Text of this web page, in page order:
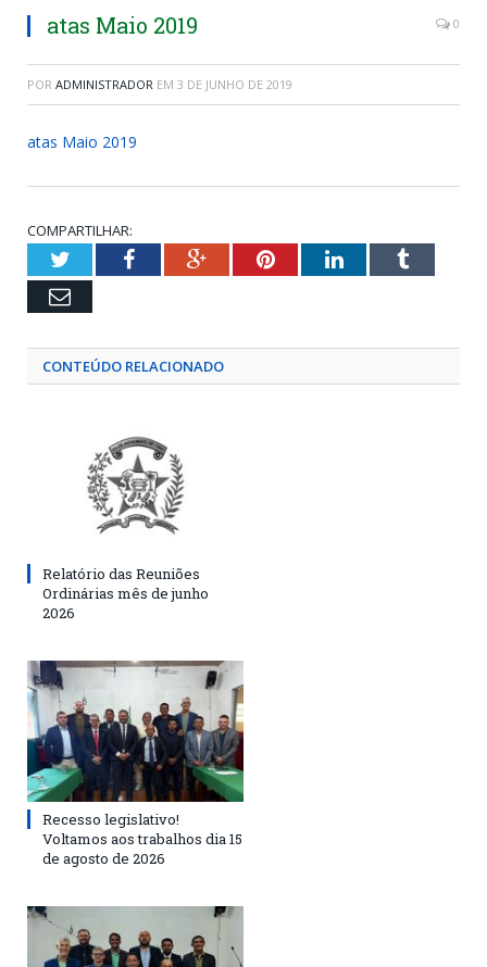
atas Maio 2019 0
POR ADMINISTRADOR EM 3 DE JUNHO DE 2019
atas Maio 2019
COMPARTILHAR:
TwitterFacebookGoogle+PinterestLinkedInTumblr
Email
CONTEÚDO RELACIONADO
Relatório das Reuniões
Ordinárias mês de junho
2026
Recesso legislativo!
Voltamos aos trabalhos dia 15
de agosto de 2026